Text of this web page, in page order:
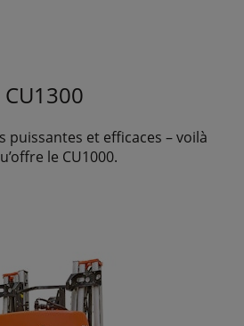
CU1300
puissantes et efficaces – voilà
le CU1000.